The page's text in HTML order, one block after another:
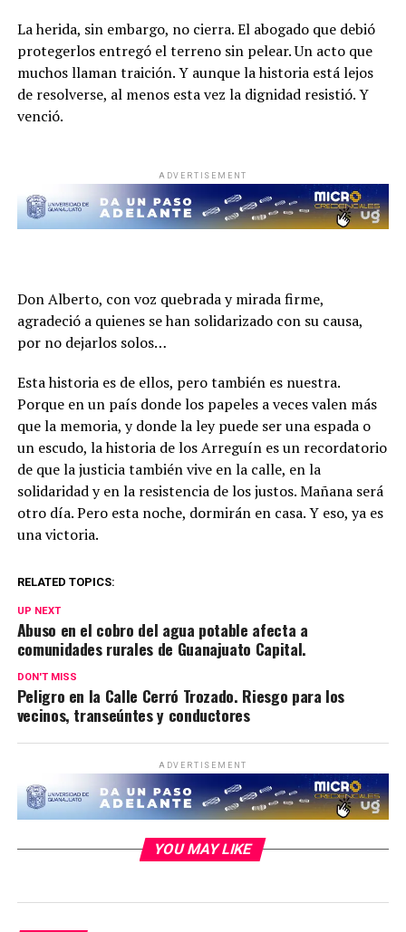
La herida, sin embargo, no cierra. El abogado que debió
protegerlos entregó el terreno sin pelear. Un acto que
muchos llaman traición. Y aunque la historia está lejos
de resolverse, al menos esta vez la dignidad resistió. Y
venció.
ADVERTISEMENT
Don Alberto, con voz quebrada y mirada firme,
agradeció a quienes se han solidarizado con su causa,
por no dejarlos solos…
Esta historia es de ellos, pero también es nuestra.
Porque en un país donde los papeles a veces valen más
que la memoria, y donde la ley puede ser una espada o
un escudo, la historia de los Arreguín es un recordatorio
de que la justicia también vive en la calle, en la
solidaridad y en la resistencia de los justos. Mañana será
otro día. Pero esta noche, dormirán en casa. Y eso, ya es
una victoria.
RELATED TOPICS:
UP NEXT
Abuso en el cobro del agua potable afecta a
comunidades rurales de Guanajuato Capital.
DON'T MISS
Peligro en la Calle Cerró Trozado. Riesgo para los
vecinos, transeúntes y conductores
ADVERTISEMENT
YOU MAY LIKE